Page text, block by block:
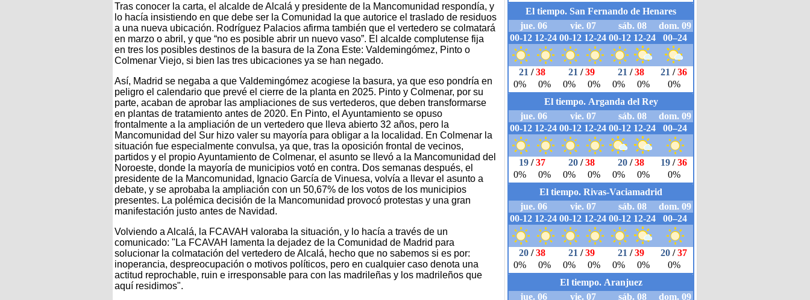
Tras conocer la carta, el alcalde de Alcalá y presidente de la Mancomunidad respondía, y
lo hacía insistiendo en que debe ser la Comunidad la que autorice el traslado de residuos
a una nueva ubicación. Rodríguez Palacios afirma también que el vertedero se colmatará
en marzo o abril, y que “no es posible abrir un nuevo vaso”. El alcalde complutense fija
en tres los posibles destinos de la basura de la Zona Este: Valdemingómez, Pinto o
Colmenar Viejo, si bien las tres ubicaciones ya se han negado.
Así, Madrid se negaba a que Valdemingómez acogiese la basura, ya que eso pondría en
peligro el calendario que prevé el cierre de la planta en 2025. Pinto y Colmenar, por su
parte, acaban de aprobar las ampliaciones de sus vertederos, que deben transformarse
en plantas de tratamiento antes de 2020. En Pinto, el Ayuntamiento se opuso
frontalmente a la ampliación de un vertedero que lleva abierto 32 años, pero la
Mancomunidad del Sur hizo valer su mayoría para obligar a la localidad. En Colmenar la
situación fue especialmente convulsa, ya que, tras la oposición frontal de vecinos,
partidos y el propio Ayuntamiento de Colmenar, el asunto se llevó a la Mancomunidad del
Noroeste, donde la mayoría de municipios votó en contra. Dos semanas después, el
presidente de la Mancomunidad, Ignacio García de Vinuesa, volvía a llevar el asunto a
debate, y se aprobaba la ampliación con un 50,67% de los votos de los municipios
presentes. La polémica decisión de la Mancomunidad provocó protestas y una gran
manifestación justo antes de Navidad.
Volviendo a Alcalá, la FCAVAH valoraba la situación, y lo hacía a través de un
comunicado: "La FCAVAH lamenta la dejadez de la Comunidad de Madrid para
solucionar la colmatación del vertedero de Alcalá, hecho que no sabemos si es por:
inoperancia, despreocupación o motivos políticos, pero en cualquier caso denota una
actitud reprochable, ruin e irresponsable para con las madrileñas y los madrileños que
aquí residimos".